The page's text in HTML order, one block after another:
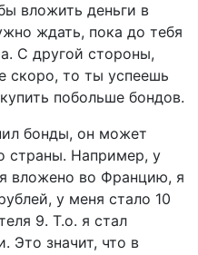
вложить деньги в
ждать, пока до тебя
С другой стороны,
скоро, то ты успеешь
побольше бондов.
бонды, он может
страны. Например, у
вложено во Францию, я
у меня стало 10
9. Т.о. я стал
Это значит, что в